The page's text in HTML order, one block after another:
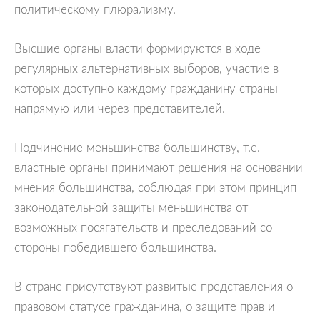
политическому плюрализму.
Высшие органы власти формируются в ходе
регулярных альтернативных выборов, участие в
которых доступно каждому гражданину страны
напрямую или через представителей.
Подчинение меньшинства большинству, т.е.
властные органы принимают решения на основании
мнения большинства, соблюдая при этом принцип
законодательной защиты меньшинства от
возможных посягательств и преследований со
стороны победившего большинства.
В стране присутствуют развитые представления о
правовом статусе гражданина, о защите прав и